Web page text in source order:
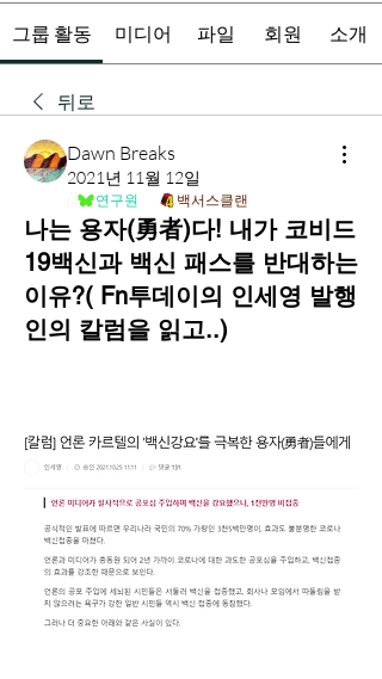
그룹 활동 미디어 파일 회원 소개
뒤로
Dawn Breaks
2021년 11월 12일
연구원 백서스클랜
나는 용자(勇者)다! 내가 코비드
19백신과 백신 패스를 반대하는
이유?( Fn투데이의 인세영 발행
인의 칼럼을 읽고..)